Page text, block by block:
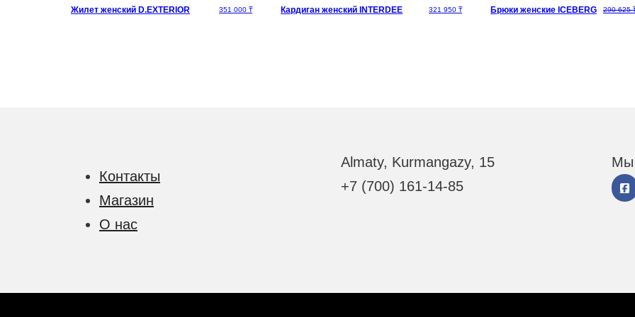
Жилет женский D.EXTERIOR 351 000 ₸ Кардиган женский INTERDEE 321 950 ₸ Брюки женские ICEBERG 290 625
Контакты
Магазин
О нас
Almaty, Kurmangazy, 15
+7 (700) 161-14-85
Мы